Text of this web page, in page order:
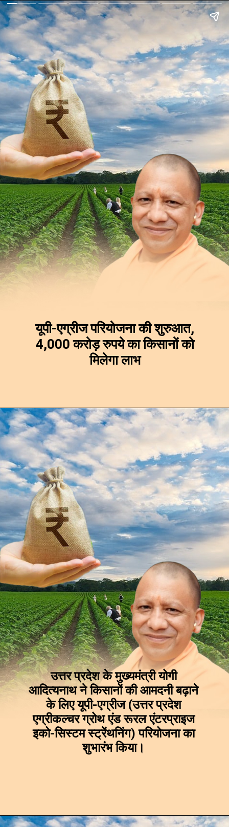
यूपी-एग्रीज परियोजना की शुरुआत,
4,000 करोड़ रुपये का किसानों को
मिलेगा लाभ
उत्तर प्रदेश के मुख्यमंत्री योगी
आदित्यनाथ ने किसानों की आमदनी बढ़ाने
के लिए यूपी-एग्रीज (उत्तर प्रदेश
एग्रीकल्चर ग्रोथ एंड रूरल एंटरप्राइज
इको-सिस्टम स्ट्रेंथनिंग) परियोजना का
शुभारंभ किया।